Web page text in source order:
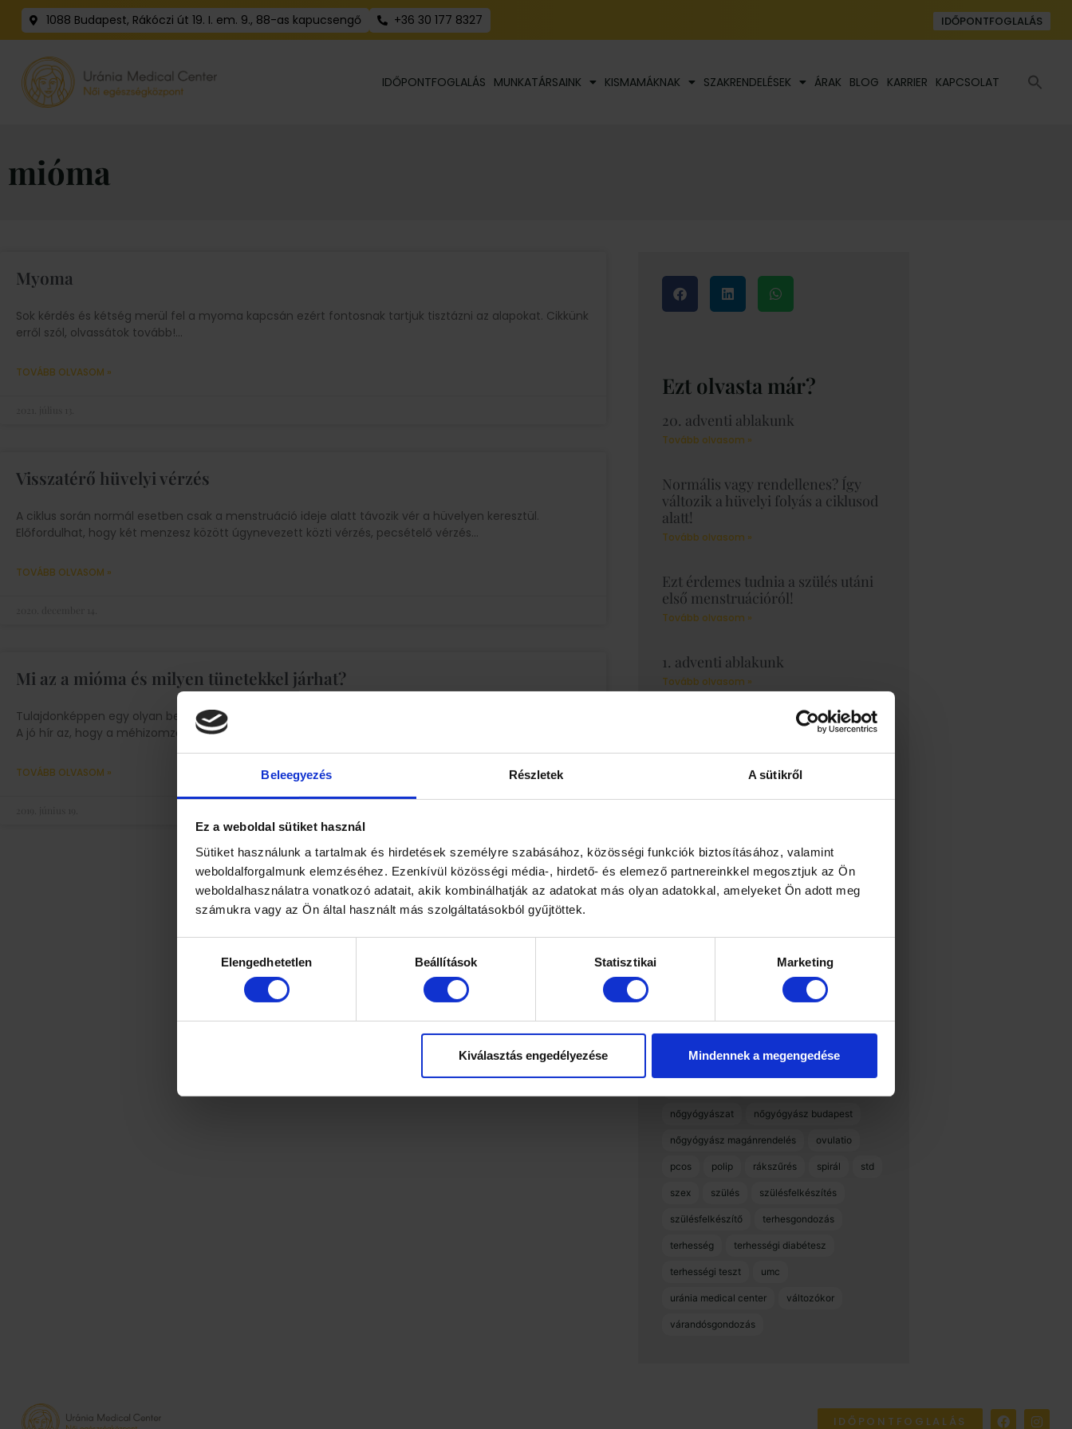
Beleegyezés Részletek A sütikről
Ez a weboldal sütiket használ
Sütiket használunk a tartalmak és hirdetések személyre szabásához, közösségi funkciók biztosításához, valamint
weboldalforgalmunk elemzéséhez. Ezenkívül közösségi média-, hirdető- és elemező partnereinkkel megosztjuk az Ön
weboldalhasználatra vonatkozó adatait, akik kombinálhatják az adatokat más olyan adatokkal, amelyeket Ön adott meg
számukra vagy az Ön által használt más szolgáltatásokból gyűjtöttek.
kiválasztásaElengedhetetlen Beállítások Statisztikai Marketing
Kiválasztás engedélyezése Mindennek a megengedése
1088 Budapest, Rákóczi út 19. I. em. 9., 88-as kapucsengő +36 30 177 8327 IDŐPONTFOGLALÁS
IDŐPONTFOGLALÁS MUNKATÁRSAINK KISMAMÁKNAK SZAKRENDELÉSEK ÁRAK BLOG KARRIER KAPCSOLAT
mióma
Myoma
Sok kérdés és kétség merül fel a myoma kapcsán ezért fontosnak tartjuk tisztázni az alapokat. Cikkünk
erről szól, olvassátok tovább!
TOVÁBB OLVASOM »
Visszatérő hüvelyi vérzés
A ciklus során normál esetben csak a menstruáció ideje alatt távozik vér a hüvelyen keresztül.
Előfordulhat, hogy két menzesz között úgynevezett közti vérzés, pecsételő vérzés
TOVÁBB OLVASOM »
Mi az a mióma és milyen tünetekkel járhat?
Tulajdonképpen egy olyan betegségről van szó, amelynek igen gyakori az előfordulása a nők életében.
A jó hír az, hogy a méhizomzat jóindulatú sejtburjánzásáról van szó,
TOVÁBB OLVASOM »
Ezt olvasta már?
20. adventi ablakunk
Tovább olvasom »
Normális vagy rendellenes? Így
változik a hüvelyi folyás a ciklusod
alatt!
Tovább olvasom »
Ezt érdemes tudnia a szülés utáni
első menstruációról!
Tovább olvasom »
1. adventi ablakunk
Tovább olvasom »
A női nemi szervekről
belvárosi nőgyógyászati rendelő
endokrinológus
hpv szűrés
klimax magánorvos
menstruáció késik menstruációs ciklus
menzesz mióma myoma
nőgyógyászat nőgyógyász budapest
nőgyógyász magánrendelés ovulatio
pcos polip rákszűrés spirál std
szex szülés szülésfelkészítés
szülésfelkészítő terhesgondozás
terhesség terhességi diabétesz
terhességi teszt umc
uránia medical center változókor
várandósgondozás
IDŐPONTFOGLALÁS